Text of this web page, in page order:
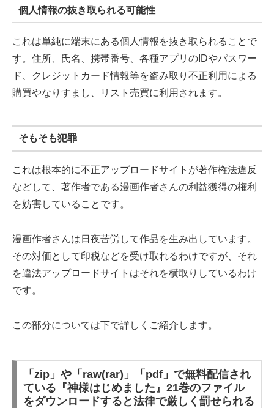
個人情報の抜き取られる可能性
これは単純に端末にある個人情報を抜き取られることで
す。住所、氏名、携帯番号、各種アプリのIDやパスワー
ド、クレジットカード情報等を盗み取り不正利用による
購買やなりすまし、リスト売買に利用されます。
そもそも犯罪
これは根本的に不正アップロードサイトが著作権法違反
などして、著作者である漫画作者さんの利益獲得の権利
を妨害していることです。
漫画作者さんは日夜苦労して作品を生み出しています。
その対価として印税などを受け取れるわけですが、それ
を違法アップロードサイトはそれを横取りしているわけ
です。
この部分については下で詳しくご紹介します。
「zip」や「raw(rar)」「pdf」で無料配信され
ている『神様はじめました』21巻のファイル
をダウンロードすると法律で厳しく罰せられる